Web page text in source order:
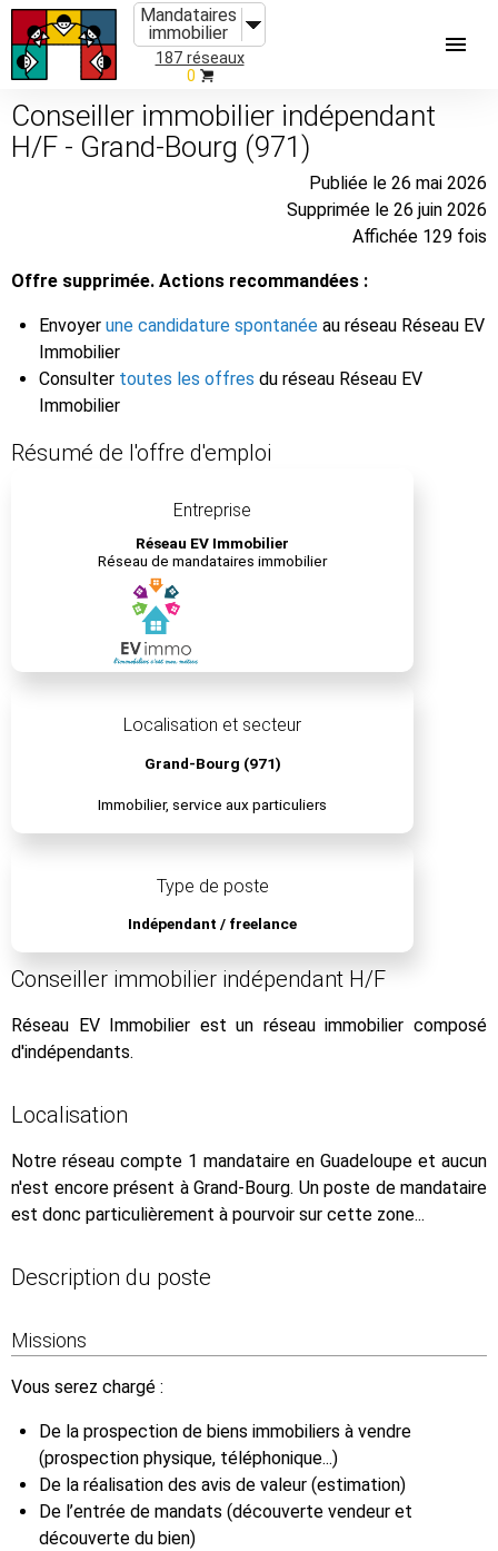
Mandataires
immobilier
187 réseaux
0
Conseiller immobilier indépendant
H/F - Grand-Bourg (971)
Publiée le 26 mai 2026
Supprimée le 26 juin 2026
Affichée 129 fois
Offre supprimée. Actions recommandées :
Envoyer une candidature spontanée au réseau Réseau EV
Immobilier
Consulter toutes les offres du réseau Réseau EV
Immobilier
Résumé de l'offre d'emploi
Entreprise
Réseau EV Immobilier
Réseau de mandataires immobilier
Localisation et secteur
Grand-Bourg (971)
Immobilier, service aux particuliers
Type de poste
Indépendant / freelance
Conseiller immobilier indépendant H/F
Réseau EV Immobilier est un réseau immobilier composé
d'indépendants.
Localisation
Notre réseau compte 1 mandataire en Guadeloupe et aucun
n'est encore présent à Grand-Bourg. Un poste de mandataire
est donc particulièrement à pourvoir sur cette zone...
Description du poste
Missions
Vous serez chargé :
De la prospection de biens immobiliers à vendre
(prospection physique, téléphonique...)
De la réalisation des avis de valeur (estimation)
De l’entrée de mandats (découverte vendeur et
découverte du bien)